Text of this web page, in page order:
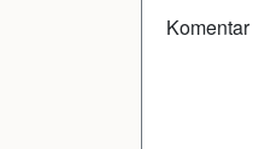
Komentar